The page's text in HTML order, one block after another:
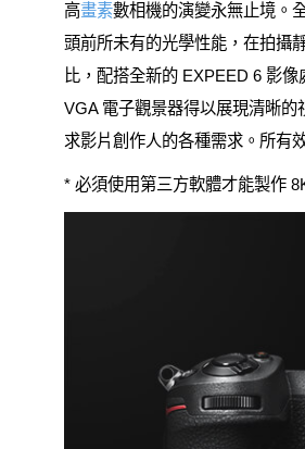
高畫素數相機的演變永無止境。
頭前所未有的光學性能，在拍攝
比，配搭全新的 EXPEED 6 影
VGA 電子觀景器得以展現清晰
求影片創作人的各種需求。所有
* 必須使用第三方軟體才能製作